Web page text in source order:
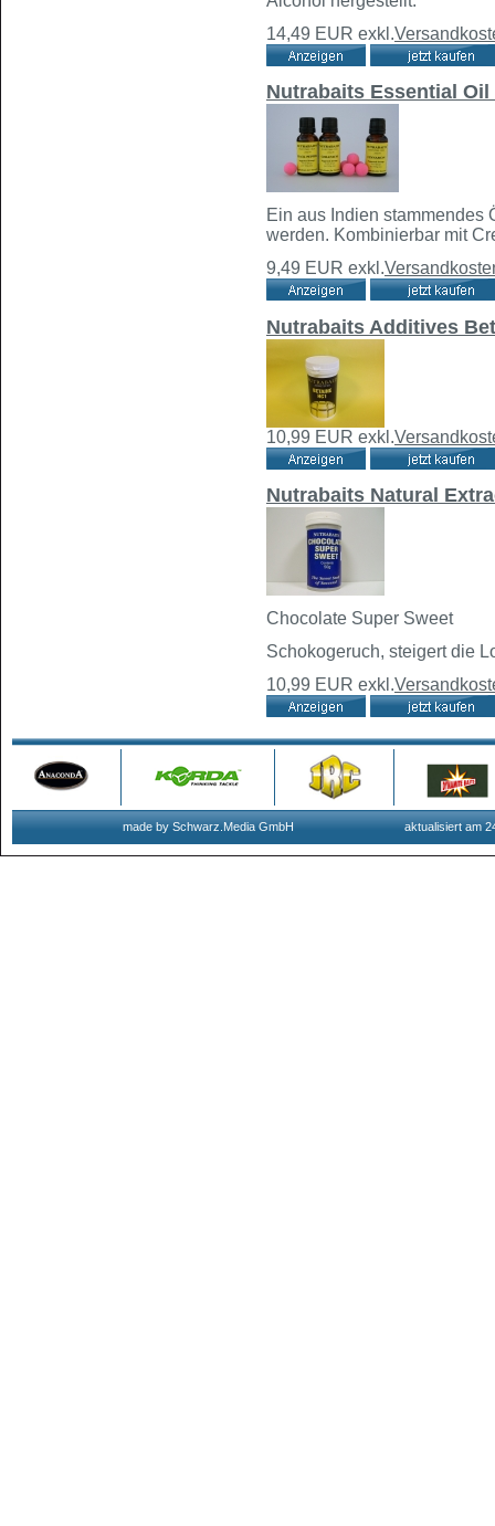
14,49 EUR exkl.
Nutrabaits Essential
Ein aus Indien stammendes
werden. Kombinierbar mit
9,49 EUR exkl.
Nutrabaits Additives
10,99 EUR exkl.
Nutrabaits Natural
Chocolate Super Sweet
Schokogeruch, steigert die
10,99 EUR exkl.
made by Schwarz.Media GmbH aktualisiert am